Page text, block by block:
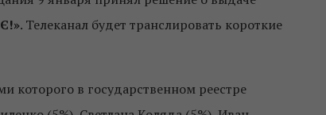
. Телеканал будет транслировать короткие
которого в государственном реестре